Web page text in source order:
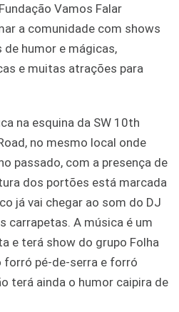
Vamos Falar
a comunidade com shows
humor e mágicas,
e muitas atrações para
na esquina da SW 10th
no mesmo local onde
passado, com a presença de
dos portões está marcada
já vai chegar ao som do DJ
carrapetas. A música é um
e terá show do grupo Folha
forró pé-de-serra e forró
terá ainda o humor caipira de